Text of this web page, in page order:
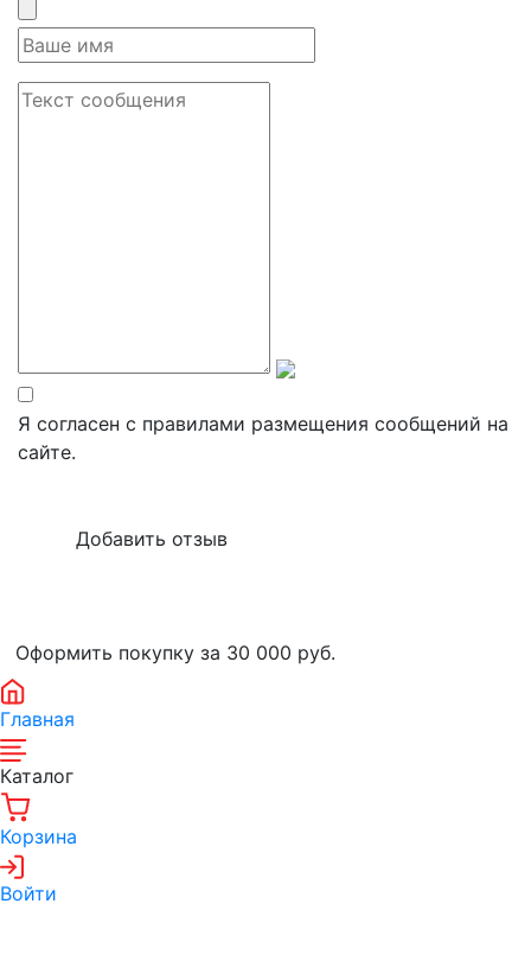
Я согласен с правилами размещения сообщений на
сайте.
Оформить покупку за 30 000 руб.
Главная
Каталог
Корзина
Войти